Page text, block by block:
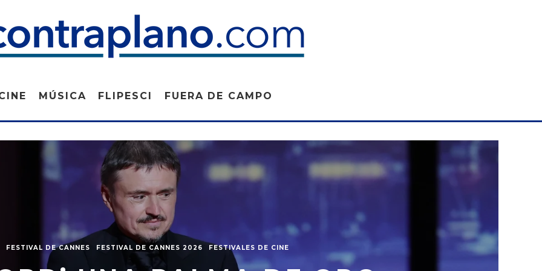
MÚSICA FLIPESCI FUERA DE CAMPO
FESTIVAL DE CANNES FESTIVAL DE CANNES 2026 FESTIVALES DE CINE